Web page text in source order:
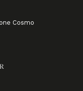
Cosmo